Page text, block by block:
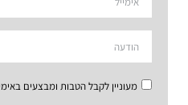
מעוניין לקבל הטבות ומבצעים